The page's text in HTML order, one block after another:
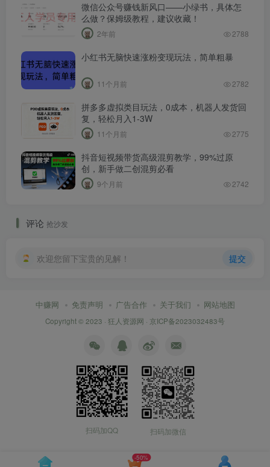
微信公众号赚钱新风口——小绿书，具体怎
么做？保姆级教程，建议收藏！
2年前 2788
小红书无脑快速涨粉变现玩法，简单粗暴
11个月前 2782
拼多多虚拟类目玩法，0成本，机器人发货回
复，轻松月入1-3W
11个月前 2775
抖音短视频带货高级混剪教学，99%过原
创，新手做二创混剪必看
9个月前 2742
评论 抢沙发
欢迎您留下宝贵的见解！ 提交
中赚网 免责声明 广告合作 关于我们 网站地图
Copyright © 2023 · 狂人资源网 · 京ICP备2023032483号
扫码加QQ 扫码加微信
-50%